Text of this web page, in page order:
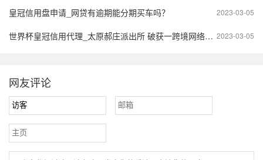
2023-03-05
皇冠信用盘申请_网贷有逾期能分期买车吗？
2023-03-05
世界杯皇冠信用代理_太原郝庄派出所 破获一跨境网络赌博案
网友评论